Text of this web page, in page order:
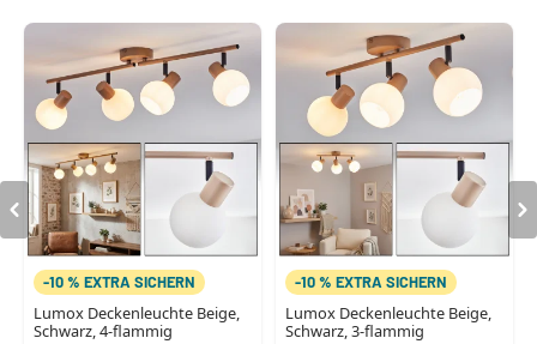
-10 % EXTRA SICHERN
Lumox Deckenleuchte Beige,
Schwarz, 4-flammig
-10 % EXTRA SICHERN
Lumox Deckenleuchte Beige,
Schwarz, 3-flammig